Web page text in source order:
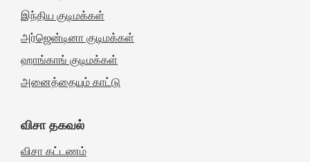
இந்திய குடிமக்கள்
அர்ஜென்டினா குடிமக்கள்
ஹாங்காங் குடிமக்கள்
அனைத்தையும் காட்டு
விசா தகவல்
விசா கட்டணம்